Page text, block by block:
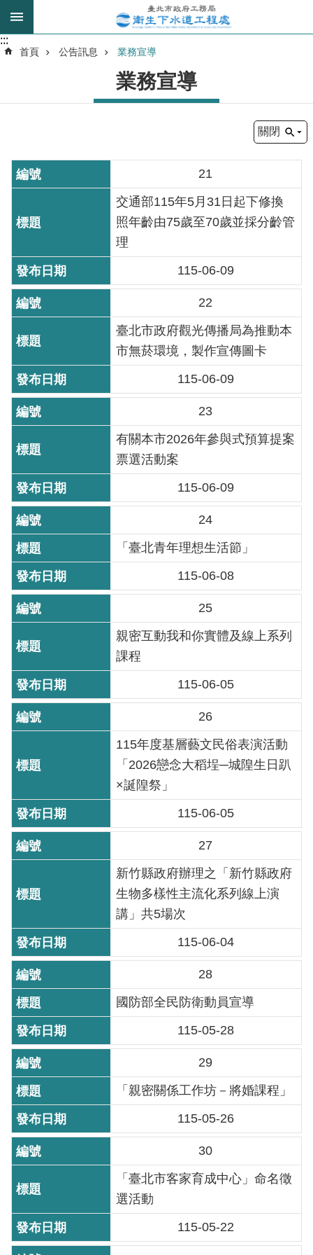
跳到主要內容區塊
進
的
身
是
公
告
訊
息
機
介
紹
務
訊
政
府
資
訊
公
開
重
業
務
廉
園
為
民
服
導
覽
回
首
頁
English
常
見
問
答
陳
系
統
:::
:::
首頁 公告訊息 業務宣導
業務宣導
關閉
21
交通部115年5月31日起下修換
照年齡由75歲至70歲並採分齡管
理
115-06-09
22
臺北市政府觀光傳播局為推動本
市無菸環境，製作宣傳圖卡
115-06-09
23
有關本市2026年參與式預算提案
票選活動案
115-06-09
24
「臺北青年理想生活節」
115-06-08
25
親密互動我和你實體及線上系列
課程
115-06-05
26
115年度基層藝文民俗表演活動
「2026戀念大稻埕─城隍生日趴
×誕隍祭」
115-06-05
27
新竹縣政府辦理之「新竹縣政府
生物多樣性主流化系列線上演
講」共5場次
115-06-04
28
國防部全民防衛動員宣導
115-05-28
29
「親密關係工作坊－將婚課程」
115-05-26
30
「臺北市客家育成中心」命名徵
選活動
115-05-22